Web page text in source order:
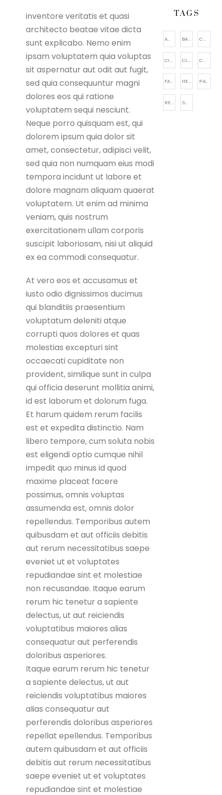
inventore veritatis et quasi
architecto beatae vitae dicta
sunt explicabo. Nemo enim
ipsam voluptatem quia voluptas
sit aspernatur aut odit aut fugit,
sed quia consequuntur magni
dolores eos qui ratione
voluptatem sequi nesciunt.
Neque porro quisquam est, qui
dolorem ipsum quia dolor sit
amet, consectetur, adipisci velit,
sed quia non numquam eius modi
tempora incidunt ut labore et
dolore magnam aliquam quaerat
voluptatem. Ut enim ad minima
veniam, quis nostrum
exercitationem ullam corporis
suscipit laboriosam, nisi ut aliquid
ex ea commodi consequatur.
At vero eos et accusamus et
iusto odio dignissimos ducimus
qui blanditiis praesentium
voluptatum deleniti atque
corrupti quos dolores et quas
molestias excepturi sint
occaecati cupiditate non
provident, similique sunt in culpa
qui officia deserunt mollitia animi,
id est laborum et dolorum fuga.
Et harum quidem rerum facilis
est et expedita distinctio. Nam
libero tempore, cum soluta nobis
est eligendi optio cumque nihil
impedit quo minus id quod
maxime placeat facere
possimus, omnis voluptas
assumenda est, omnis dolor
repellendus. Temporibus autem
quibusdam et aut officiis debitis
aut rerum necessitatibus saepe
eveniet ut et voluptates
repudiandae sint et molestiae
non recusandae. Itaque earum
rerum hic tenetur a sapiente
delectus, ut aut reiciendis
voluptatibus maiores alias
consequatur aut perferendis
doloribus asperiores.
Itaque earum rerum hic tenetur
a sapiente delectus, ut aut
reiciendis voluptatibus maiores
alias consequatur aut
perferendis doloribus asperiores
repellat epellendus. Temporibus
autem quibusdam et aut officiis
debitis aut rerum necessitatibus
saepe eveniet ut et voluptates
repudiandae sint et molestiae
TAGS
ACCESSORIES BAGS CAKE
CITY VIEWING CLOTHING COSMETIC
FACIAL CARE HEALTHY PARENTING
RELAXATION SHOES